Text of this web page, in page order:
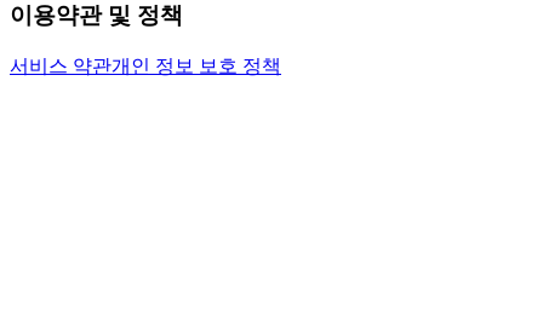
이용약관 및 정책
서비스 약관개인 정보 보호 정책